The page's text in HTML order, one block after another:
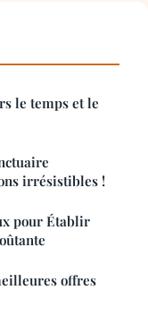
le temps et le
irrésistibles !
pour Établir
offres